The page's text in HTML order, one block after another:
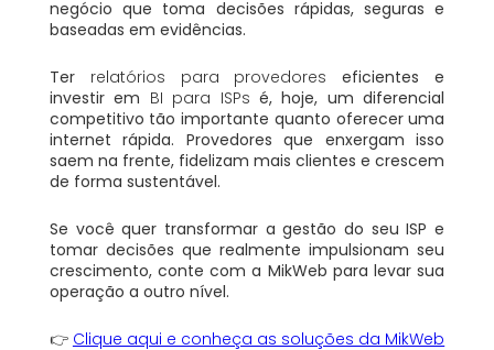
negócio que toma decisões rápidas, seguras e
baseadas em evidências.
Ter relatórios para provedores eficientes e
investir em BI para ISPs é, hoje, um diferencial
competitivo tão importante quanto oferecer uma
internet rápida. Provedores que enxergam isso
saem na frente, fidelizam mais clientes e crescem
de forma sustentável.
Se você quer transformar a gestão do seu ISP e
tomar decisões que realmente impulsionam seu
crescimento, conte com a MikWeb para levar sua
operação a outro nível.
👉 Clique aqui e conheça as soluções da MikWeb